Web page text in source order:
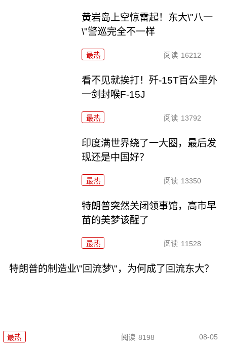
黄岩岛上空惊雷起！东大\"八一
\"警巡完全不一样
最热 阅读 16212
看不见就挨打！歼-15T百公里外
一剑封喉F-15J
最热 阅读 13792
印度满世界绕了一大圈，最后发
现还是中国好？
最热 阅读 13350
特朗普突然关闭领事馆，高市早
苗的美梦该醒了
最热 阅读 11528
特朗普的制造业\"回流梦\"，为何成了回流东大？
最热 阅读 8198 08-05